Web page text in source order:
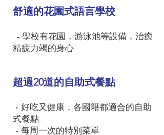
舒適的花園式語言學校
- 學校有花園，游泳池等設備，治癒
精疲力竭的身心
超過20道的自助式餐點
- 好吃又健康，各國籍都適合的自助
式餐點
- 每周一次的特別菜單